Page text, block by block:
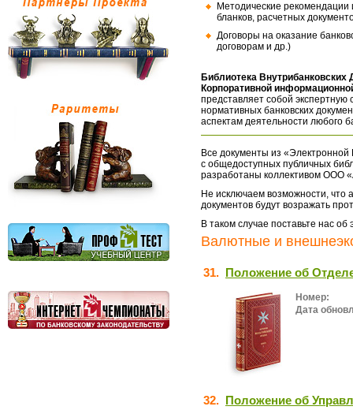
Методические
бланков, расчетных
Договоры на оказание
договорам и др.)
Библиотека
Корпоративной
представляет собой экспертную
нормативных банковских
аспектам деятельности любого
Все документы из «Электронной
с общедоступных публичных
разработаны коллективом ООО
Не исключаем возможности, что
документов будут возражать
В таком случае поставьте нас
Валютные и
31. Положение об
Номер:
Дата
32. Положение об